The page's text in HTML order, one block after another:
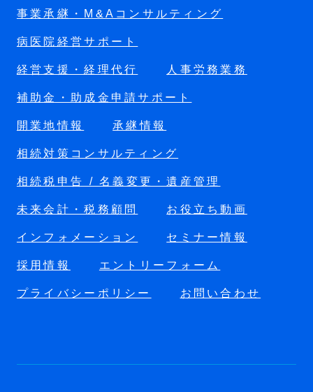
事業承継・M&Aコンサルティング
病医院経営サポート
経営支援・経理代行 人事労務業務
補助金・助成金申請サポート
開業地情報 承継情報
相続対策コンサルティング
相続税申告 / 名義変更・遺産管理
未来会計・税務顧問 お役立ち動画
インフォメーション セミナー情報
採用情報 エントリーフォーム
プライバシーポリシー お問い合わせ